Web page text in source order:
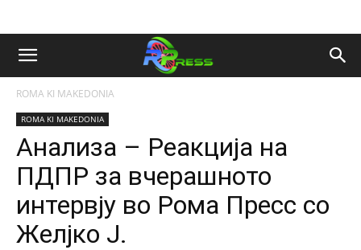
ROMA KI MAKEDONIA
ROMA KI MAKEDONIA
Анализа – Реакција на
ПДПР за вчерашното
интервју во Рома Пресс со
Желјко Ј.